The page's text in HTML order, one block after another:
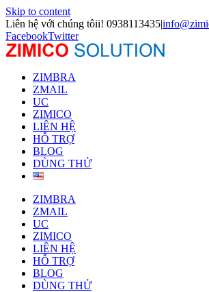
Skip to content
Liên hệ với chúng tôii! 0938113435|
FacebookTwitter
ZIMBRA
ZMAIL
UC
ZIMICO
LIÊN HỆ
HỖ TRỢ
BLOG
DÙNG THỬ
ZIMBRA
ZMAIL
UC
ZIMICO
LIÊN HỆ
HỖ TRỢ
BLOG
DÙNG THỬ